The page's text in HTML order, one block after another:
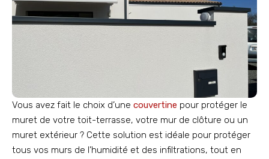
Vous avez fait le choix d’une couvertine pour protéger le
muret de votre toit-terrasse, votre mur de clôture ou un
muret extérieur ? Cette solution est idéale pour protéger
tous vos murs de l’humidité et des infiltrations, tout en